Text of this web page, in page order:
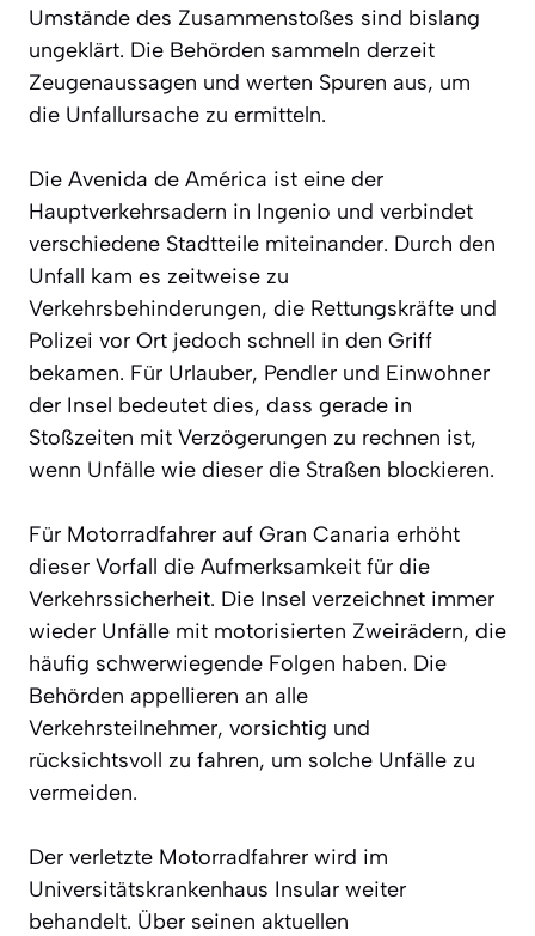
Umstände des Zusammenstoßes sind bislang
ungeklärt. Die Behörden sammeln derzeit
Zeugenaussagen und werten Spuren aus, um
die Unfallursache zu ermitteln.
Die Avenida de América ist eine der
Hauptverkehrsadern in Ingenio und verbindet
verschiedene Stadtteile miteinander. Durch den
Unfall kam es zeitweise zu
Verkehrsbehinderungen, die Rettungskräfte und
Polizei vor Ort jedoch schnell in den Griff
bekamen. Für Urlauber, Pendler und Einwohner
der Insel bedeutet dies, dass gerade in
Stoßzeiten mit Verzögerungen zu rechnen ist,
wenn Unfälle wie dieser die Straßen blockieren.
Für Motorradfahrer auf Gran Canaria erhöht
dieser Vorfall die Aufmerksamkeit für die
Verkehrssicherheit. Die Insel verzeichnet immer
wieder Unfälle mit motorisierten Zweirädern, die
häufig schwerwiegende Folgen haben. Die
Behörden appellieren an alle
Verkehrsteilnehmer, vorsichtig und
rücksichtsvoll zu fahren, um solche Unfälle zu
vermeiden.
Der verletzte Motorradfahrer wird im
Universitätskrankenhaus Insular weiter
behandelt. Über seinen aktuellen